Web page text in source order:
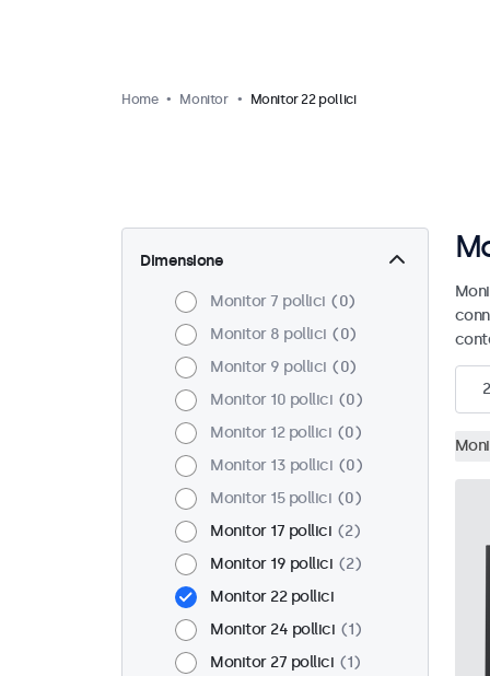
Home Monitor Monitor 22 pollici
Dimensione
Monitor 7 pollici
0
Monitor 8 pollici
0
Monitor 9 pollici
0
Monitor 10 pollici
0
Monitor 12 pollici
0
Monitor 13 pollici
0
Monitor 15 pollici
0
Monitor 17 pollici
2
Monitor 19 pollici
2
Monitor 22 pollici
Monitor 24 pollici
1
Monitor 27 pollici
1
2